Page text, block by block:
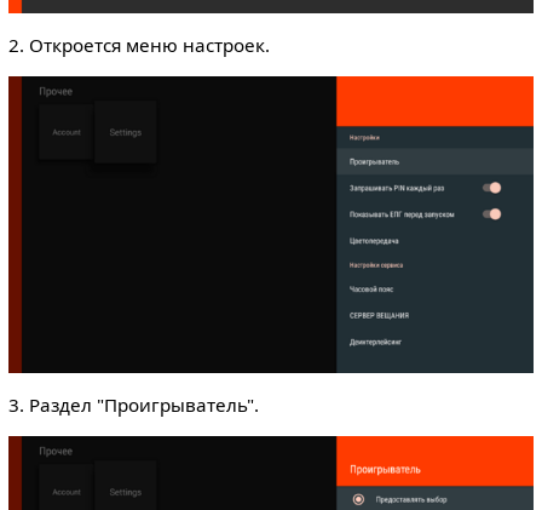
2. Откроется меню настроек.
3. Раздел "Проигрыватель".